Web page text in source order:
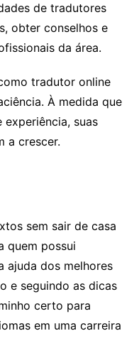
de tradutores
obter conselhos e
da área.
tradutor online
À medida que
suas
a crescer.
sem sair de casa
quem possui
ajuda dos melhores
e seguindo as dicas
certo para
em uma carreira